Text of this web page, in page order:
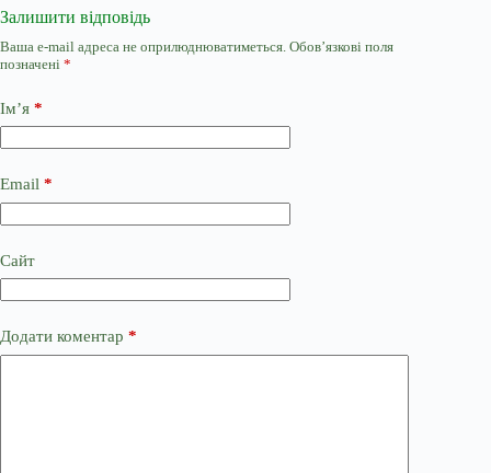
Залишити відповідь
Ваша e-mail адреса не оприлюднюватиметься. Обов’язкові поля
позначені *
Ім’я *
Email *
Сайт
Додати коментар *